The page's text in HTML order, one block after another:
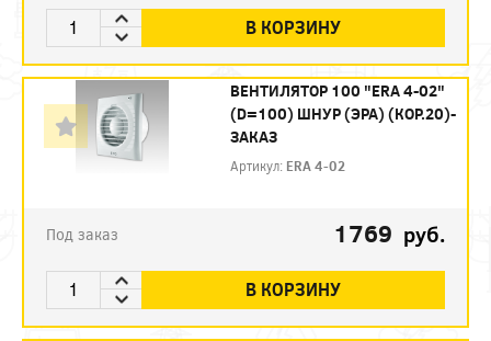
В КОРЗИНУ
ВЕНТИЛЯТОР 100 "ERA 4-02"
(D=100) ШНУР (ЭРА) (КОР.20)-
ЗАКАЗ
Артикул: ERA 4-02
Под заказ 1769 руб.
В КОРЗИНУ